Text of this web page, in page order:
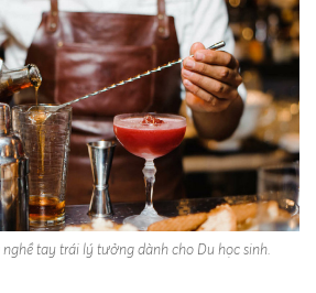
tay trái lý tưởng dành cho Du học sinh.